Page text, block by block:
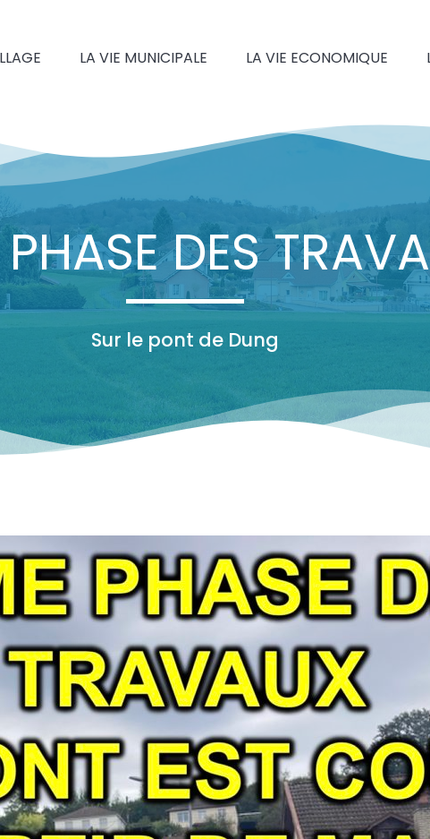
LA VIE MUNICIPALE LA VIE ECONOMIQUE
DES
Sur le pont de Dung